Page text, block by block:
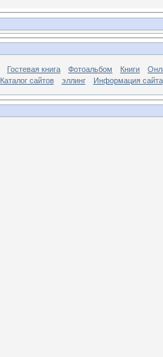
Гостевая книга Фотоальбом Книги
Каталог сайтов эллинг Информация сайта